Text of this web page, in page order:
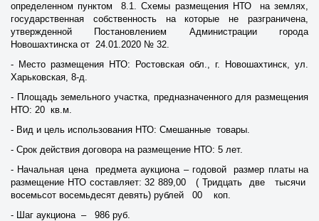
определенном пунктом 8.1. Схемы размещения НТО на землях,
государственная собственность на которые не разграничена,
утвержденной Постановлением Администрации города
Новошахтинска от 24.01.2020 № 32.
- Место размещения НТО: Ростовская обл., г. Новошахтинск, ул.
Харьковская, 8-д.
- Площадь земельного участка, предназначенного для размещения
НТО: 20 кв.м.
- Вид и цель использования НТО: Смешанные товары.
- Срок действия договора на размещение НТО: 5 лет.
- Начальная цена предмета аукциона – годовой размер платы на
размещение НТО составляет: 32 889,00 ( Тридцать две тысячи
восемьсот восемьдесят девять) рублей 00 коп.
- Шаг аукциона – 986 руб.